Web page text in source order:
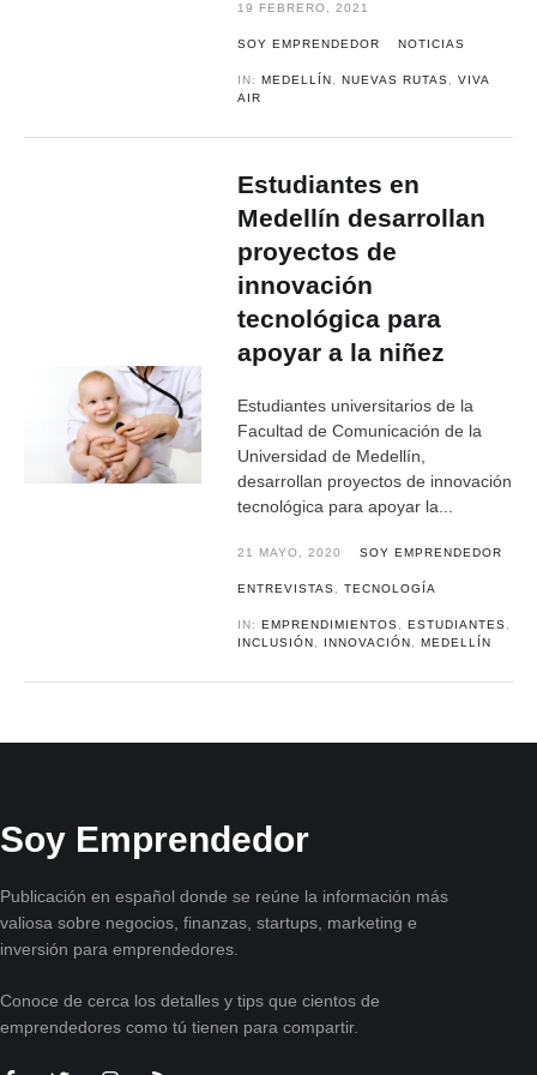
19 FEBRERO, 2021
SOY EMPRENDEDOR NOTICIAS
IN:MEDELLÍN ,NUEVAS RUTAS ,VIVA
AIR
Estudiantes en
Medellín desarrollan
proyectos de
innovación
tecnológica para
apoyar a la niñez
Estudiantes universitarios de la
Facultad de Comunicación de la
Universidad de Medellín,
desarrollan proyectos de innovación
tecnológica para apoyar la...
21 MAYO, 2020 SOY EMPRENDEDOR
ENTREVISTAS ,TECNOLOGÍA
IN:EMPRENDIMIENTOS ,ESTUDIANTES
INCLUSIÓN
INNOVACIÓN ,MEDELLÍN
Soy Emprendedor
Publicación en español donde se reúne la información más
valiosa sobre negocios, finanzas, startups, marketing e
inversión para emprendedores.
Conoce de cerca los detalles y tips que cientos de
emprendedores como tú tienen para compartir.